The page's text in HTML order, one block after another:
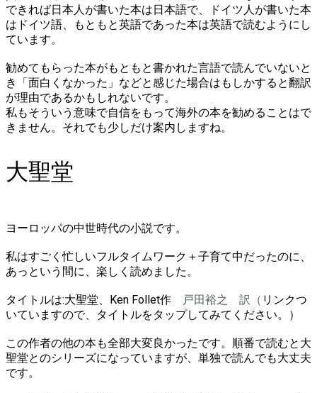
できれば日本人が書いた本は日本語で、ドイツ人が書いた本
はドイツ語、もともと英語であった本は英語で読むようにし
ています。
勧めてもらった本がもともと書かれた言語で読んでいないと
き「面白くなかった」などと感じた場合はもしかすると翻訳
が理由であるかもしれないです。
私もそういう意味で自信をもって海外の本を勧めることはで
きません。それでも少しだけ案内しますね。
大聖堂
ヨーロッパの中世時代の小説です。
私はすごく忙しいフルタイムワーク＋子育て中だったのに、
あっという間に、楽しく読めました。
タイトルは:大聖堂、Ken Follet作 戸田裕之 訳（ リンクつ
いていますので、タイトルをタップしてみてください。）
この作者の他の本も全部大変良かったです。順番で読むと大
聖堂とのシリーズになっていますが、単独で読んでも大丈夫
です。